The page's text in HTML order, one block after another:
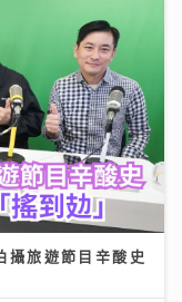
攝旅遊節目辛酸史